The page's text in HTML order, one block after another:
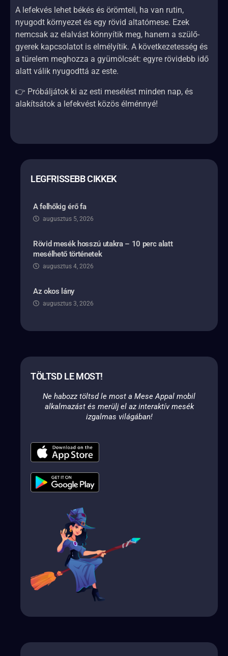
A lefekvés lehet békés és örömteli, ha van rutin,
nyugodt környezet és egy rövid altatómese. Ezek
nemcsak az elalvást könnyítik meg, hanem a szülő-
gyerek kapcsolatot is elmélyítik. A következetesség és
a türelem meghozza a gyümölcsét: egyre rövidebb idő
alatt válik nyugodttá az este.
👉 Próbáljátok ki az esti mesélést minden nap, és
alakítsátok a lefekvést közös élménnyé!
LEGFRISSEBB CIKKEK
A felhőkig érő fa
augusztus 5, 2026
Rövid mesék hosszú utakra – 10 perc alatt
mesélhető történetek
augusztus 4, 2026
Az okos lány
augusztus 3, 2026
TÖLTSD LE MOST!
Ne habozz töltsd le most a Mese Appal mobil
alkalmazást és merülj el az interaktív mesék
izgalmas világában!